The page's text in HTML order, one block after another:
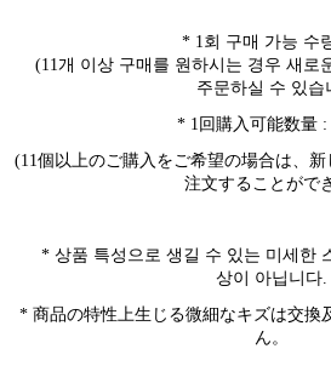
* 1회 구매 가능 수
(11개 이상 구매를 원하시는 경우 새로
주문하실 수 있습
* 1回購入可能数量 :
(11個以上のご購入をご希望の場合は、
注文することがで
* 상품 특성으로 생길 수 있는 미세한
상이 아닙니다
* 商品の特性上生じる微細なキズは交換
ん。